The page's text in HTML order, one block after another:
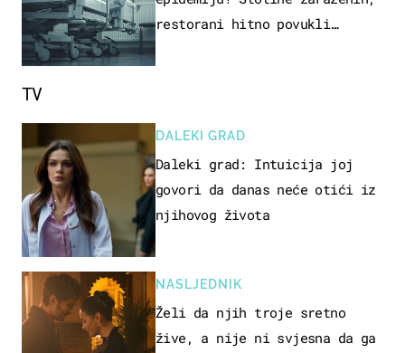
restorani hitno povukli
TV
DALEKI GRAD
Daleki grad: Intuicija joj
govori da danas neće otići iz
njihovog života
NASLJEDNIK
Želi da njih troje sretno
žive, a nije ni svjesna da ga